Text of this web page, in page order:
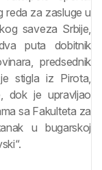
reda za zasluge u
saveza Srbije,
puta dobitnik
predsednik
stigla iz Pirota,
dok je upravljao
sa Fakulteta za
u bugarskoj